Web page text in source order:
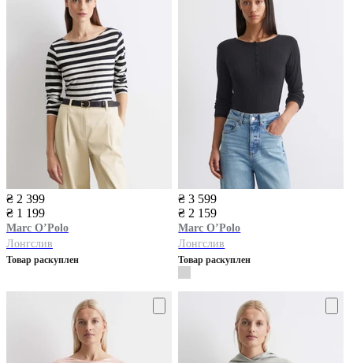
₴ 2 399
₴ 1 199
Marc O’Polo
Лонгслив
Товар раскуплен
₴ 3 599
₴ 2 159
Marc O’Polo
Лонгслив
Товар раскуплен